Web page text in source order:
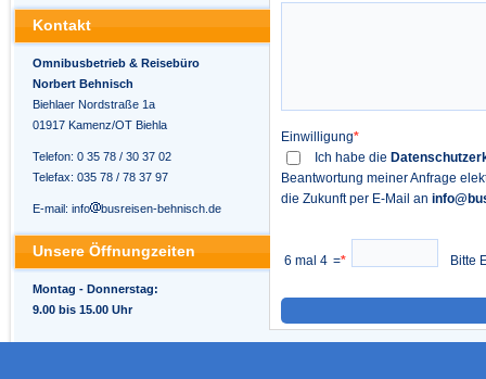
Einwilligung*
Ich habe die
Beantwortung meiner Anfrage
die Zukunft per E-Mail an
6 mal 4 =* Bitte
Kontakt
Omnibusbetrieb & Reisebüro
Norbert Behnisch
Biehlaer Nordstraße 1a
01917 Kamenz/OT Biehla
Telefon: 0 35 78 / 30 37 02
Telefax: 035 78 / 78 37 97
E-mail: info busreisen-behnisch.de
Unsere Öffnungzeiten
Montag - Donnerstag:
9.00 bis 15.00 Uhr